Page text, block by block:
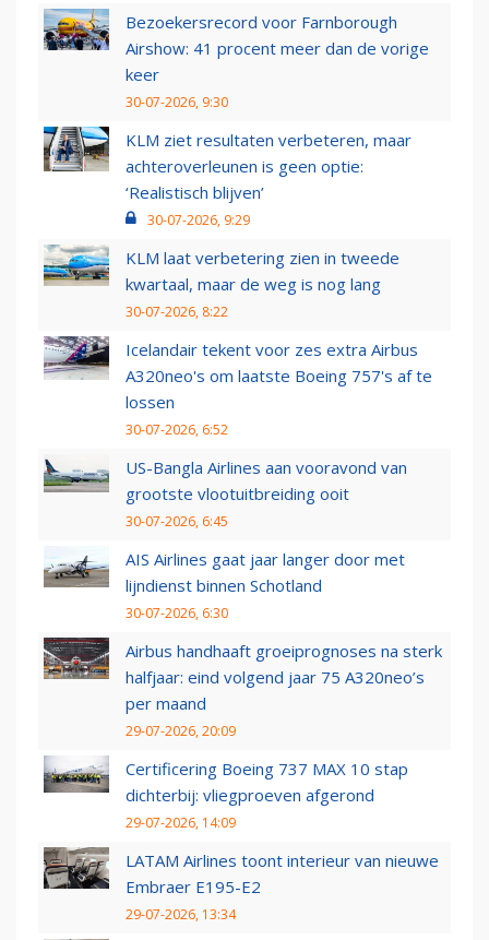
Bezoekersrecord voor Farnborough
Airshow: 41 procent meer dan de vorige
keer
30-07-2026, 9:30
KLM ziet resultaten verbeteren, maar
achteroverleunen is geen optie:
‘Realistisch blijven’
30-07-2026, 9:29
KLM laat verbetering zien in tweede
kwartaal, maar de weg is nog lang
30-07-2026, 8:22
Icelandair tekent voor zes extra Airbus
A320neo's om laatste Boeing 757's af te
lossen
30-07-2026, 6:52
US-Bangla Airlines aan vooravond van
grootste vlootuitbreiding ooit
30-07-2026, 6:45
AIS Airlines gaat jaar langer door met
lijndienst binnen Schotland
30-07-2026, 6:30
Airbus handhaaft groeiprognoses na sterk
halfjaar: eind volgend jaar 75 A320neo’s
per maand
29-07-2026, 20:09
Certificering Boeing 737 MAX 10 stap
dichterbij: vliegproeven afgerond
29-07-2026, 14:09
LATAM Airlines toont interieur van nieuwe
Embraer E195-E2
29-07-2026, 13:34